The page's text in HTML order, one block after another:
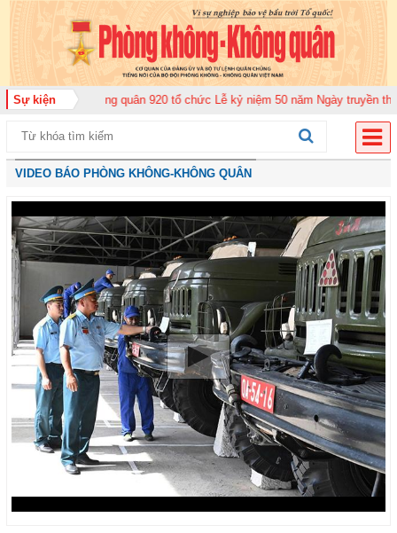
Sự kiện
Không quân 920 tổ chức Lễ kỷ niệm 50 năm Ngày truyền thống (12-11-
VIDEO BÁO PHÒNG KHÔNG-KHÔNG QUÂN